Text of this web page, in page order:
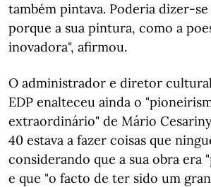
também pintava. Poderia dizer-
porque a sua pintura, como a
inovadora", afirmou.
O administrador e diretor
EDP enalteceu ainda o
extraordinário" de Mário
40 estava a fazer coisas que
considerando que a sua obra era
e que "o facto de ter sido um